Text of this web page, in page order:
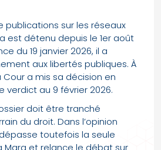
publications sur les réseaux
est détenu depuis le 1er août
du 19 janvier 2026, il a
aux libertés publiques. À
Cour a mis sa décision en
verdict au 9 février 2026.
doit être tranché
du droit. Dans l’opinion
toutefois la seule
Mara et relance le débat sur